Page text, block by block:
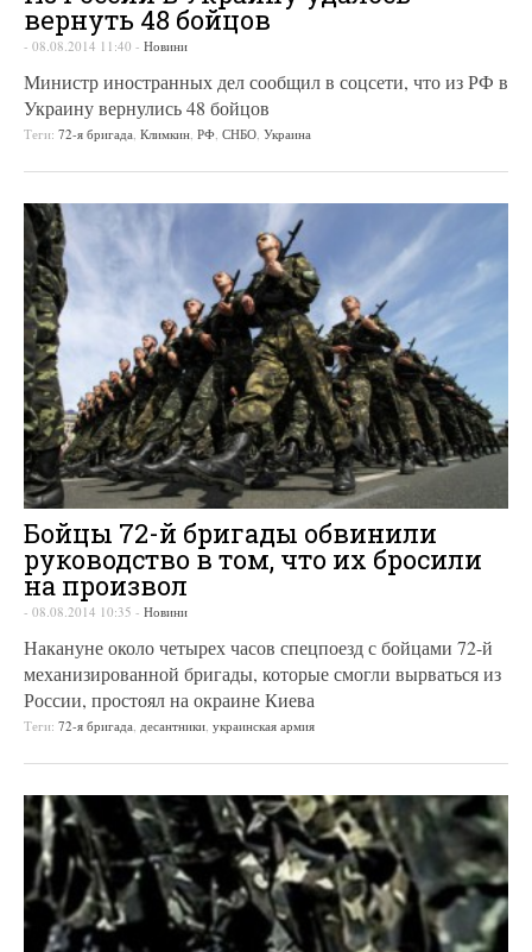
вернуть 48 бойцов
- 08.08.2014 11:40 - Новини
Министр иностранных дел сообщил в соцсети, что из РФ в
Украину вернулись 48 бойцов
Теги: 72-я бригада, Климкин, РФ, СНБО, Украина
Бойцы 72-й бригады обвинили
руководство в том, что их бросили
на произвол
- 08.08.2014 10:35 - Новини
Накануне около четырех часов спецпоезд с бойцами 72-й
механизированной бригады, которые смогли вырваться из
России, простоял на окраине Киева
Теги: 72-я бригада, десантники, украинская армия